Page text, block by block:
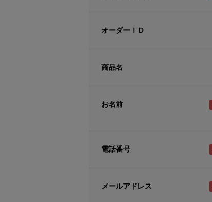
オーダーＩＤ
商品名
お名前
電話番号
メールアドレス